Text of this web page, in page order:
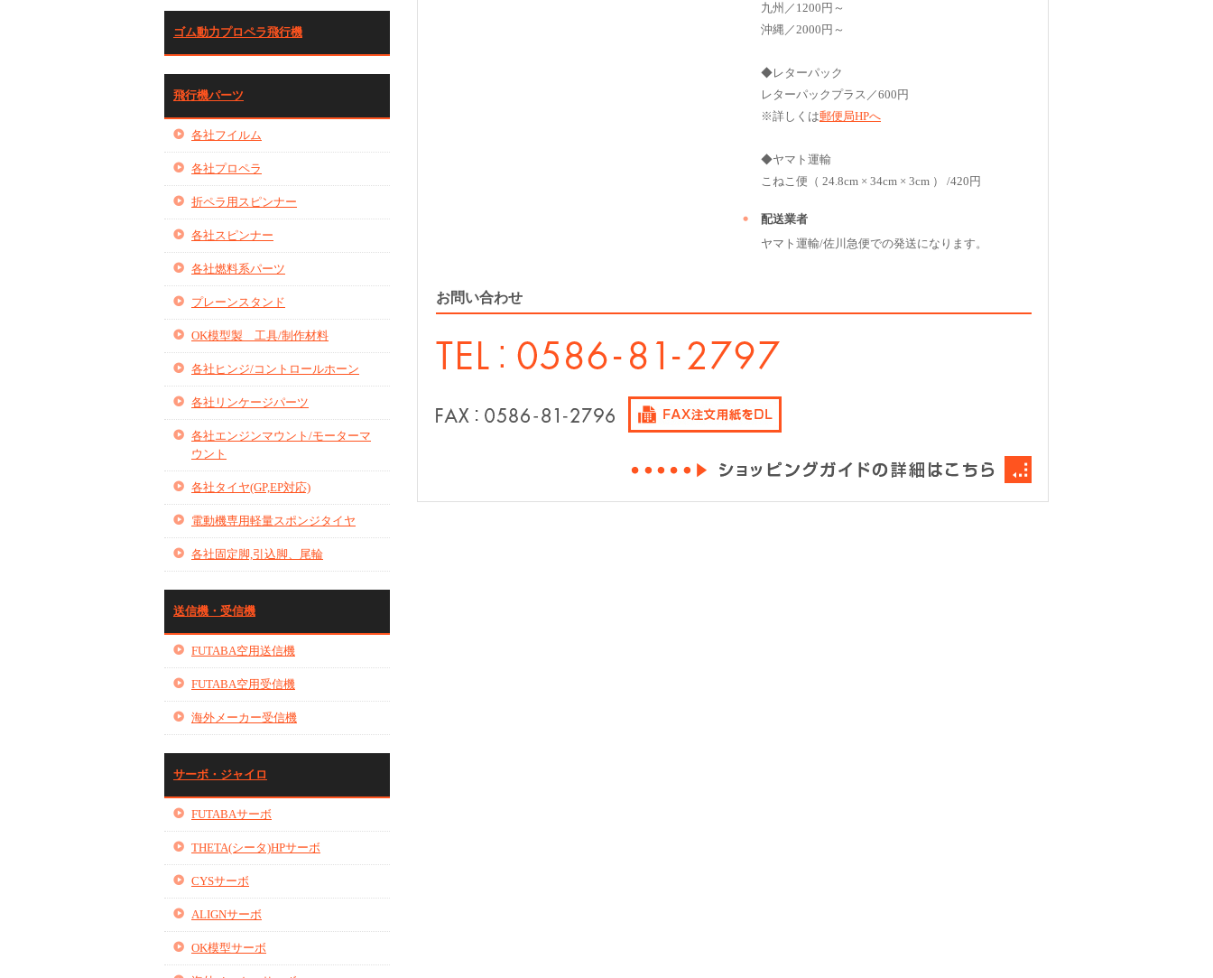
ゴム動力プロペラ飛行機
飛行機パーツ
各社フイルム
各社プロペラ
折ペラ用スピンナー
各社スピンナー
各社燃料系パーツ
プレーンスタンド
OK模型製 工具/制作材料
各社ヒンジ/コントロールホーン
各社リンケージパーツ
各社エンジンマウント/モーターマ
ウント
各社タイヤ(GP,EP対応)
電動機専用軽量スポンジタイヤ
各社固定脚,引込脚、尾輪
送信機・受信機
FUTABA空用送信機
FUTABA空用受信機
海外メーカー受信機
サーボ・ジャイロ
FUTABAサーボ
THETA(シータ)HPサーボ
CYSサーボ
ALIGNサーボ
OK模型サーボ
九州／1200円～
沖縄／2000円～
◆レターパック
レターパックプラス／600円
※詳しくは郵便局HPへ
◆ヤマト運輸
こねこ便（ 24.8cm × 34cm × 3cm ） /420円
配送業者
ヤマト運輸/佐川急便での発送になります。
お問い合わせ